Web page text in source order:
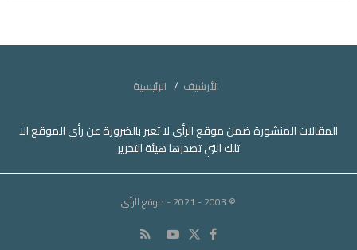
الأرشيف الرئيسية
المقالات المنشورة ضمن موقع الرأي لا تعبر بالضرورة عن رأي الموقع الا
تلك التي تصدرها هيئة التحرير
© 2003 - 2021 - موقع الرأي